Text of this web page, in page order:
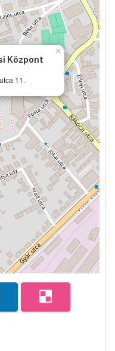
Központ
11.
×